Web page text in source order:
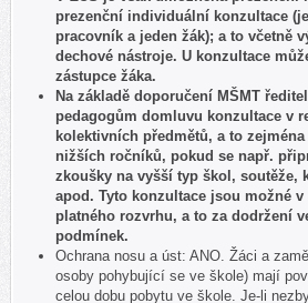
prezenční individuální konzultace
pracovník a jeden žák); a to včetně
dechové nástroje. U konzultace
zástupce žáka.
Na základě doporučení MŠMT
pedagogům domluvu konzultace v
kolektivních předmětů, a to
nižších ročníků, pokud se např.
zkoušky na vyšší typ škol, soutěže,
apod. Tyto konzultace jsou možné
platného rozvrhu, a to za dodržení
podmínek.
Ochrana nosu a úst: ANO. Žáci a
osoby pohybující se ve škole) mají
celou dobu pobytu ve škole. Je-li